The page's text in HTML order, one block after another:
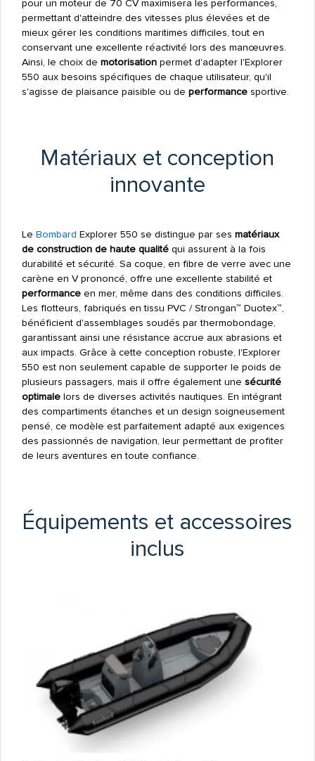
pour un moteur de 70 CV maximisera les performances,
permettant d'atteindre des vitesses plus élevées et de
mieux gérer les conditions maritimes difficiles, tout en
conservant une excellente réactivité lors des manœuvres.
Ainsi, le choix de motorisationpermet d'adapter l'Explorer
550 aux besoins spécifiques de chaque utilisateur, qu'il
s'agisse de plaisance paisible ou de performancesportive.
Matériaux et conception
innovante
Le Bombard Explorer 550 se distingue par ses matériaux
de construction de haute qualitéqui assurent à la fois
durabilité et sécurité. Sa coque, en fibre de verre avec une
carène en V prononcé, offre une excellente stabilité et
performanceen mer, même dans des conditions difficiles.
Les flotteurs, fabriqués en tissu PVC / Strongan™ Duotex™,
bénéficient d'assemblages soudés par thermobondage,
garantissant ainsi une résistance accrue aux abrasions et
aux impacts. Grâce à cette conception robuste, l'Explorer
550 est non seulement capable de supporter le poids de
plusieurs passagers, mais il offre également une sécurité
optimalelors de diverses activités nautiques. En intégrant
des compartiments étanches et un design soigneusement
pensé, ce modèle est parfaitement adapté aux exigences
des passionnés de navigation, leur permettant de profiter
de leurs aventures en toute confiance.
Équipements et accessoires
inclus